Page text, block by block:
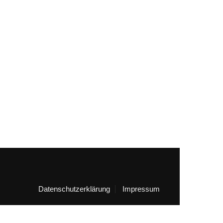
Datenschutzerklärung Impressum